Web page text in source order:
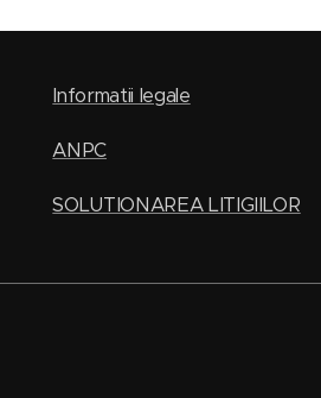
Informatii legale
ANPC
SOLUTIONAREA LITIGIILOR